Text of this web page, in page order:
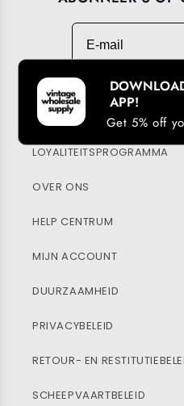
E-mail
DOWNLOAD ONZE APP
LOYALITEITSPROGRAMMA
OVER ONS
HELP CENTRUM
MIJN ACCOUNT
DUURZAAMHEID
PRIVACYBELEID
RETOUR- EN
SCHEEPVAARTBELEID
APP!
Get 5% off